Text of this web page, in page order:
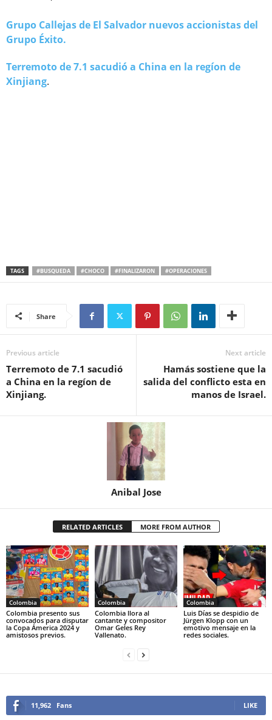
Grupo Callejas de El Salvador nuevos accionistas del
Grupo Éxito.
Terremoto de 7.1 sacudió a China en la regíon de
Xinjiang.
TAGS #BUSQUEDA #CHOCO #FINALIZARON #OPERACIONES
Share
Previous article
Terremoto de 7.1 sacudió
a China en la regíon de
Xinjiang.
Next article
Hamás sostiene que la
salida del conflicto esta en
manos de Israel.
Anibal Jose
RELATED ARTICLES MORE FROM AUTHOR
Colombia
Colombia presento sus
convocados para disputar
la Copa Ámerica 2024 y
amistosos previos.
Colombia
Colombia llora al
cantante y compositor
Omar Geles Rey
Vallenato.
Colombia
Luis Días se despidio de
Jürgen Klopp con un
emotivo mensaje en la
redes sociales.
11,962 Fans LIKE